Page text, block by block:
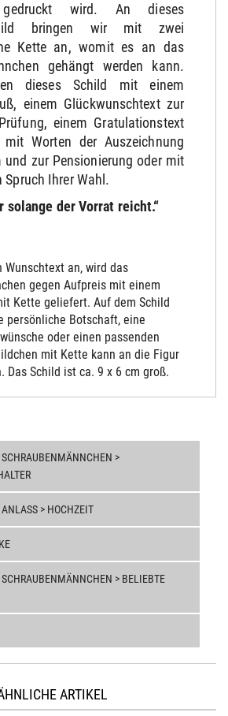
gedruckt wird. An dieses
bringen wir mit zwei
Kette an, womit es an das
gehängt werden kann.
dieses Schild mit einem
einem Glückwunschtext zur
einem Gratulationstext
Worten der Auszeichnung
zur Pensionierung oder mit
Spruch Ihrer Wahl.
solange der Vorrat reicht.“
Wunschtext an, wird das
gegen Aufpreis mit einem
Kette geliefert. Auf dem Schild
persönliche Botschaft, eine
oder einen passenden
mit Kette kann an die Figur
Das Schild ist ca. 9 x 6 cm groß.
>
> HOCHZEIT
> BELIEBTE
ARTIKEL